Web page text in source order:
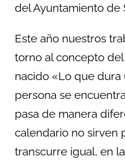
del Ayuntamiento de
Este año nuestros
torno al concepto del
nacido «Lo que dura
persona se
pasa de manera
calendario no sirven
transcurre igual, en